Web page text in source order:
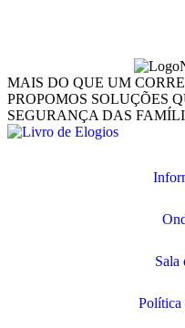
MAIS DO QUE UM
PROPOMOS SOLUÇÕES
SEGURANÇA DAS
Sala
Política